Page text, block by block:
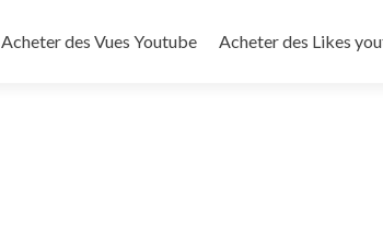
Acheter des Vues Youtube
Acheter des Likes